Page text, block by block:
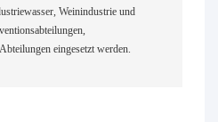
Weinindustrie und
eingesetzt werden.